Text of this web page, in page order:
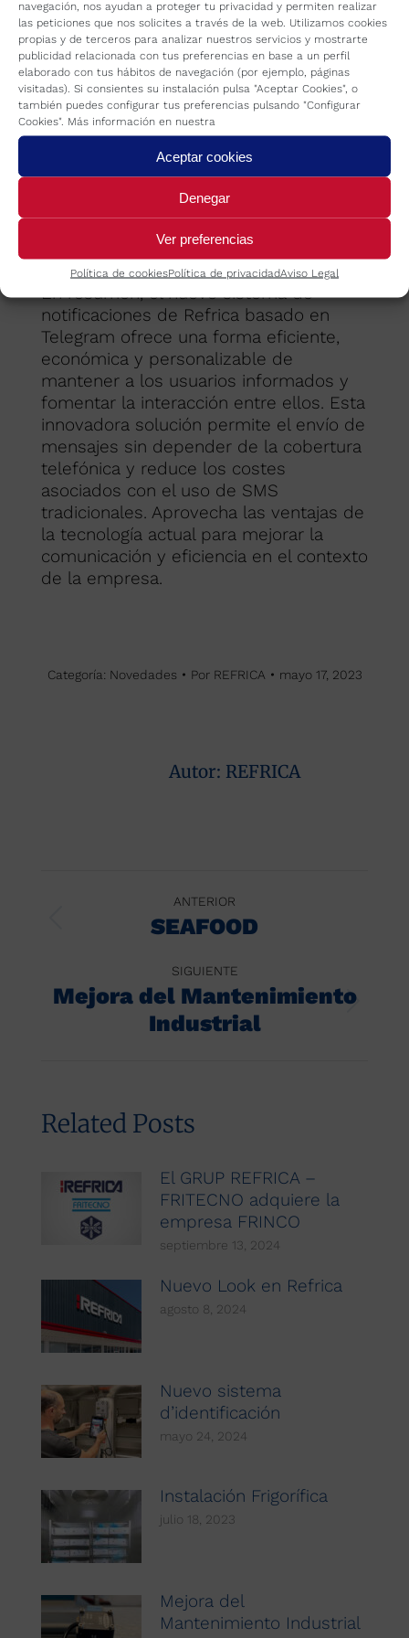
navegación, nos ayudan a proteger tu privacidad y permiten realizar
las peticiones que nos solicites a través de la web. Utilizamos cookies
propias y de terceros para analizar nuestros servicios y mostrarte
publicidad relacionada con tus preferencias en base a un perfil
elaborado con tus hábitos de navegación (por ejemplo, páginas
visitadas). Si consientes su instalación pulsa "Aceptar Cookies", o
también puedes configurar tus preferencias pulsando "Configurar
Cookies". Más información en nuestra
Aceptar cookies
Denegar
Ver preferencias
Política de cookiesPolítica de privacidadAviso Legal
En resumen, el nuevo sistema de
notificaciones de Refrica basado en
Telegram ofrece una forma eficiente,
económica y personalizable de
mantener a los usuarios informados y
fomentar la interacción entre ellos. Esta
innovadora solución permite el envío de
mensajes sin depender de la cobertura
telefónica y reduce los costes
asociados con el uso de SMS
tradicionales. Aprovecha las ventajas de
la tecnología actual para mejorar la
comunicación y eficiencia en el contexto
de la empresa.
Categoría: Novedades Por REFRICA mayo 17, 2023
Autor: REFRICA
Navegación
publicaciones
ANTERIOR
Publicación
SEAFOOD
SIGUIENTE
Publicación
siguiente:
Mejora del Mantenimiento
Industrial
Related Posts
El GRUP REFRICA –
FRITECNO adquiere la
empresa FRINCO
septiembre 13, 2024
Nuevo Look en Refrica
agosto 8, 2024
Nuevo sistema
d’identificación
mayo 24, 2024
Instalación Frigorífica
julio 18, 2023
Mejora del
Mantenimiento Industrial